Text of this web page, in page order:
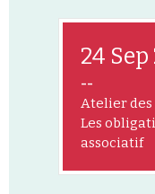
24
--
Atelier des
Les
associatif